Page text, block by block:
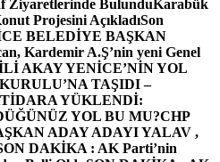
Ziyaretlerinde BulunduKarabük
Projesini AçıkladıSon
BELEDİYE BAŞKAN
Kardemir A.Ş’nin yeni Genel
AKAY YENİCE’NİN YOL
TAŞIDI –
YÜKLENDİ:
YOL BU MU?CHP
ADAY ADAYI YALAV ,
DAKİKA : AK Parti’nin